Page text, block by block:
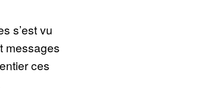
s’est vu
messages
ces